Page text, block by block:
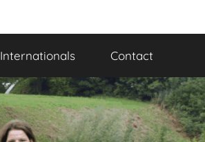
Internationals Contact